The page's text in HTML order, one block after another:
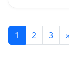
1 2 3